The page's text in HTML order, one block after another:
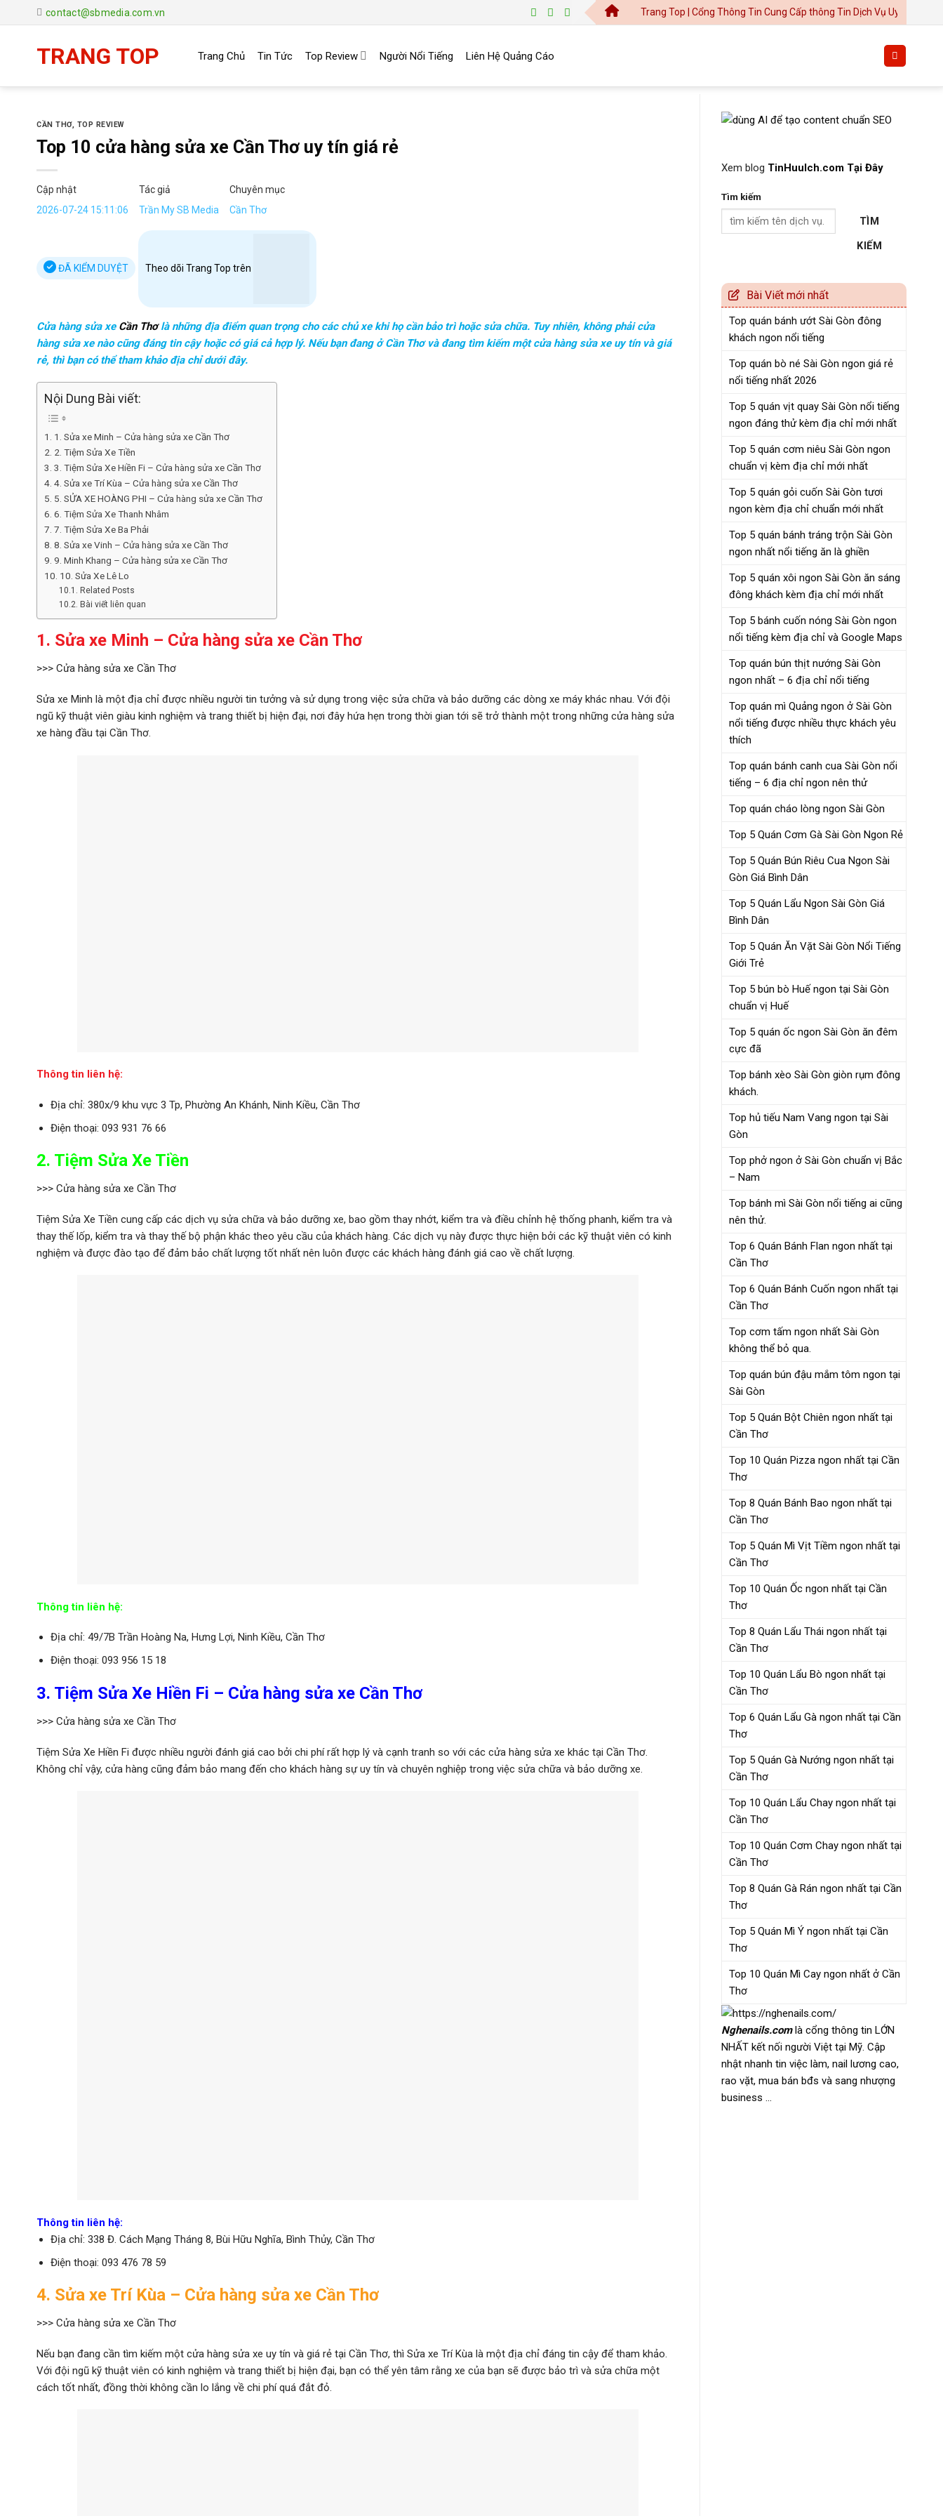
đến
contact@sbmedia.com.vn Trang Top | Cổng Thông Tin Cung Cấp thông Tin Dịch Vụ Uy Tín
TRANG TOP Trang Chủ Tin Tức Top Review Người Nổi Tiếng Liên Hệ Quảng Cáo
CẦN THƠ, TOP REVIEW
Top 10 cửa hàng sửa xe Cần Thơ uy tín giá rẻ
Cập nhật
2026-07-24 15:11:06
Tác giả
Trần My SB Media
Chuyên mục
Cần Thơ
ĐÃ KIỂM DUYỆT Theo dõi Trang Top trên
Cửa hàng sửa xe Cần Thơlà những địa điểm quan trọng cho các chủ xe khi họ cần bảo trì hoặc sửa chữa. Tuy nhiên, không phải cửa
hàng sửa xe nào cũng đáng tin cậy hoặc có giá cả hợp lý. Nếu bạn đang ở Cần Thơ và đang tìm kiếm một cửa hàng sửa xe uy tín và giá
rẻ, thì bạn có thể tham khảo địa chỉ dưới đây.
Nội Dung Bài viết:
1. Sửa xe Minh – Cửa hàng sửa xe Cần Thơ
2. Tiệm Sửa Xe Tiền
3. Tiệm Sửa Xe Hiền Fi – Cửa hàng sửa xe Cần Thơ
4. Sửa xe Trí Kùa – Cửa hàng sửa xe Cần Thơ
5. SỬA XE HOÀNG PHI – Cửa hàng sửa xe Cần Thơ
6. Tiệm Sửa Xe Thanh Nhâm
7. Tiệm Sửa Xe Ba Phải
8. Sửa xe Vinh – Cửa hàng sửa xe Cần Thơ
9. Minh Khang – Cửa hàng sửa xe Cần Thơ
10. Sửa Xe Lê Lo
Related Posts
Bài viết liên quan
1. Sửa xe Minh – Cửa hàng sửa xe Cần Thơ
>>> Cửa hàng sửa xe Cần Thơ
Sửa xe Minh là một địa chỉ được nhiều người tin tưởng và sử dụng trong việc sửa chữa và bảo dưỡng các dòng xe máy khác nhau. Với đội
ngũ kỹ thuật viên giàu kinh nghiệm và trang thiết bị hiện đại, nơi đây hứa hẹn trong thời gian tới sẽ trở thành một trong những cửa hàng sửa
xe hàng đầu tại Cần Thơ.
Thông tin liên hệ:
Địa chỉ: 380x/9 khu vực 3 Tp, Phường An Khánh, Ninh Kiều, Cần Thơ
Điện thoại: 093 931 76 66
2. Tiệm Sửa Xe Tiền
>>> Cửa hàng sửa xe Cần Thơ
Tiệm Sửa Xe Tiền cung cấp các dịch vụ sửa chữa và bảo dưỡng xe, bao gồm thay nhớt, kiểm tra và điều chỉnh hệ thống phanh, kiểm tra và
thay thế lốp, kiểm tra và thay thế bộ phận khác theo yêu cầu của khách hàng. Các dịch vụ này được thực hiện bởi các kỹ thuật viên có kinh
nghiệm và được đào tạo để đảm bảo chất lượng tốt nhất nên luôn được các khách hàng đánh giá cao về chất lượng.
Thông tin liên hệ:
Địa chỉ: 49/7B Trần Hoàng Na, Hưng Lợi, Ninh Kiều, Cần Thơ
Điện thoại: 093 956 15 18
3. Tiệm Sửa Xe Hiền Fi – Cửa hàng sửa xe Cần Thơ
>>> Cửa hàng sửa xe Cần Thơ
Tiệm Sửa Xe Hiền Fi được nhiều người đánh giá cao bởi chi phí rất hợp lý và cạnh tranh so với các cửa hàng sửa xe khác tại Cần Thơ.
Không chỉ vậy, cửa hàng cũng đảm bảo mang đến cho khách hàng sự uy tín và chuyên nghiệp trong việc sửa chữa và bảo dưỡng xe.
Thông tin liên hệ:
Địa chỉ: 338 Đ. Cách Mạng Tháng 8, Bùi Hữu Nghĩa, Bình Thủy, Cần Thơ
Điện thoại: 093 476 78 59
4. Sửa xe Trí Kùa – Cửa hàng sửa xe Cần Thơ
>>> Cửa hàng sửa xe Cần Thơ
Nếu bạn đang cần tìm kiếm một cửa hàng sửa xe uy tín và giá rẻ tại Cần Thơ, thì Sửa xe Trí Kùa là một địa chỉ đáng tin cậy để tham khảo.
Với đội ngũ kỹ thuật viên có kinh nghiệm và trang thiết bị hiện đại, bạn có thể yên tâm rằng xe của bạn sẽ được bảo trì và sửa chữa một
cách tốt nhất, đồng thời không cần lo lắng về chi phí quá đắt đỏ.
Xem blog TinHuuIch.com Tại Đây
Tìm kiếm
TÌM
KIẾM
Bài Viết mới nhất
Top quán bánh ướt Sài Gòn đông
khách ngon nổi tiếng
Top quán bò né Sài Gòn ngon giá rẻ
nổi tiếng nhất 2026
Top 5 quán vịt quay Sài Gòn nổi tiếng
ngon đáng thử kèm địa chỉ mới nhất
Top 5 quán cơm niêu Sài Gòn ngon
chuẩn vị kèm địa chỉ mới nhất
Top 5 quán gỏi cuốn Sài Gòn tươi
ngon kèm địa chỉ chuẩn mới nhất
Top 5 quán bánh tráng trộn Sài Gòn
ngon nhất nổi tiếng ăn là ghiền
Top 5 quán xôi ngon Sài Gòn ăn sáng
đông khách kèm địa chỉ mới nhất
Top 5 bánh cuốn nóng Sài Gòn ngon
nổi tiếng kèm địa chỉ và Google Maps
Top quán bún thịt nướng Sài Gòn
ngon nhất – 6 địa chỉ nổi tiếng
Top quán mì Quảng ngon ở Sài Gòn
nổi tiếng được nhiều thực khách yêu
thích
Top quán bánh canh cua Sài Gòn nổi
tiếng – 6 địa chỉ ngon nên thử
Top quán cháo lòng ngon Sài Gòn
Top 5 Quán Cơm Gà Sài Gòn Ngon Rẻ
Top 5 Quán Bún Riêu Cua Ngon Sài
Gòn Giá Bình Dân
Top 5 Quán Lẩu Ngon Sài Gòn Giá
Bình Dân
Top 5 Quán Ăn Vặt Sài Gòn Nổi Tiếng
Giới Trẻ
Top 5 bún bò Huế ngon tại Sài Gòn
chuẩn vị Huế
Top 5 quán ốc ngon Sài Gòn ăn đêm
cực đã
Top bánh xèo Sài Gòn giòn rụm đông
khách.
Top hủ tiếu Nam Vang ngon tại Sài
Gòn
Top phở ngon ở Sài Gòn chuẩn vị Bắc
– Nam
Top bánh mì Sài Gòn nổi tiếng ai cũng
nên thử.
Top 6 Quán Bánh Flan ngon nhất tại
Cần Thơ
Top 6 Quán Bánh Cuốn ngon nhất tại
Cần Thơ
Top cơm tấm ngon nhất Sài Gòn
không thể bỏ qua.
Top quán bún đậu mắm tôm ngon tại
Sài Gòn
Top 5 Quán Bột Chiên ngon nhất tại
Cần Thơ
Top 10 Quán Pizza ngon nhất tại Cần
Thơ
Top 8 Quán Bánh Bao ngon nhất tại
Cần Thơ
Top 5 Quán Mì Vịt Tiềm ngon nhất tại
Cần Thơ
Top 10 Quán Ốc ngon nhất tại Cần
Thơ
Top 8 Quán Lẩu Thái ngon nhất tại
Cần Thơ
Top 10 Quán Lẩu Bò ngon nhất tại
Cần Thơ
Top 6 Quán Lẩu Gà ngon nhất tại Cần
Thơ
Top 5 Quán Gà Nướng ngon nhất tại
Cần Thơ
Top 10 Quán Lẩu Chay ngon nhất tại
Cần Thơ
Top 10 Quán Cơm Chay ngon nhất tại
Cần Thơ
Top 8 Quán Gà Rán ngon nhất tại Cần
Thơ
Top 5 Quán Mì Ý ngon nhất tại Cần
Thơ
Top 10 Quán Mì Cay ngon nhất ở Cần
Thơ
Nghenails.comlà cổng thông tin LỚN
NHẤT kết nối người Việt tại Mỹ. Cập
nhật nhanh tin việc làm, nail lương cao,
rao vặt, mua bán bđs và sang nhượng
business …